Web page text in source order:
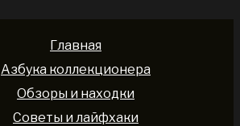
Главная
Азбука коллекционера
Обзоры и находки
Советы и лайфхаки